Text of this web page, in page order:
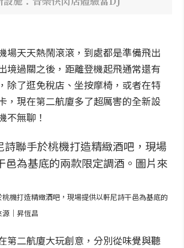
場天天熱鬧滾滾，到處都是準備飛出
境過關之後，距離登機起飛通常還有
除了逛免稅店、坐按摩椅，或者在特
，現在第二航廈多了超厲害的全新設
不無聊！
機打造精緻酒吧，現場提供以軒尼詩干邑為基底的
｜昇恆昌
第二航廈大玩創意，分別從味覺與聽